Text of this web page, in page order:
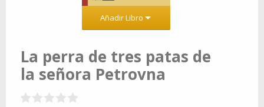
Añadir Libro
La perra de tres patas de
la señora Petrovna